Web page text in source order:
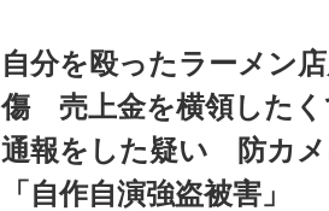
自分を殴ったラーメン
傷 売上金を横領したく
通報をした疑い 防カ
「自作自演強盗被害」